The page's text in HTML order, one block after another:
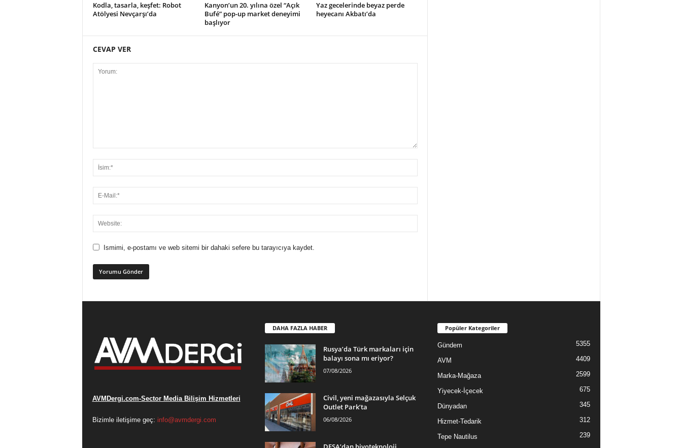
Kodla, tasarla, keşfet: Robot
Atölyesi Nevçarşı’da
Kanyon’un 20. yılına özel “Açık
Bufé” pop-up market deneyimi
başlıyor
Yaz gecelerinde beyaz perde
heyecanı Akbatı’da
CEVAP VER
Ismimi, e-postamı ve web sitemi bir dahaki sefere bu tarayıcıya kaydet.
AVMDergi.com-Sector Media Bilişim Hizmetleri
Bizimle iletişime geç: info@avmdergi.com
DAHA FAZLA HABER
Rusya’da Türk markaları için
balayı sona mı eriyor?
07/08/2026
Civil, yeni mağazasıyla Selçuk
Outlet Park’ta
06/08/2026
Popüler Kategoriler
Gündem 5355
AVM 4409
Marka-Mağaza 2599
Yiyecek-İçecek 675
Dünyadan 345
Hizmet-Tedarik 312
Tepe Nautilus 239